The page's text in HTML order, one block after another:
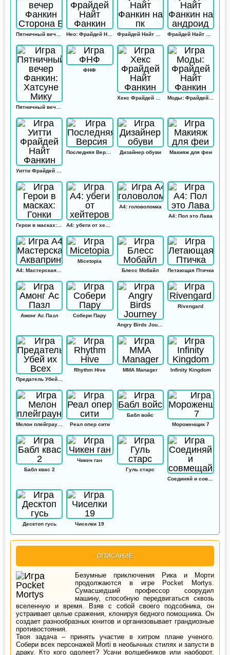
ОПИСАНИЕ
Безумные приключения Рика и Морти
продолжаются в игре Pocket Mortys.
Сумасшедший профессор соорудил
машину, способную передвигаться сквозь
вселенную и время. Взяв с собой своего подсобника, он
устраивает целые сражения, клонируя бедного помощника. Он
создает разнообразных юнитов и организовывает грандиозные
противостояния.
Твоя задача – принять участие в хитром плане ученого.
Собери всех персонажей Morti в необычных стилях и запусти в
драку. Кто кого одолеет? Усачи волшебников или наоборот.
ФНФ
Моды: Фрайдей Найт Фанкин
Дизайнер обуви Макияж для феи
А4: головоломка
А4: Пол это Лава
Micetopia
Блесс Мобайл
Летающая Птичка
Амонг Ас Пазл
Собери Пару
Angry Birds Journey
Rivengard
Rhythm Hive MMA Manager Infinity Kingdom
Реал опер сити
Бабл войс
Мороженщик 7
Бабл квас 2
Чикен ган
Гуль старс
Соединяй и совмещай
Десктоп гусь Чиселки 19